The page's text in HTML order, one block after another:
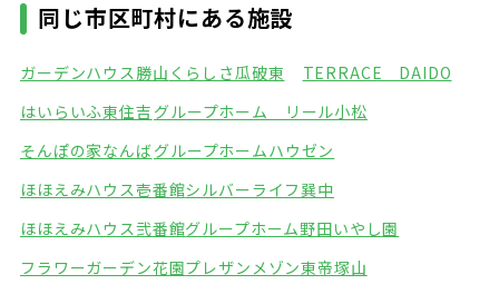
同じ市区町村にある施設
ガーデンハウス勝山 くらしさ瓜破東
TERRACE DAIDO
はいらいふ東住吉 グループホーム リール小松
そんぽの家なんばグループホームハウゼン
ほほえみハウス壱番館シルバーライフ巽中
ほほえみハウス弐番館グループホーム野田いやし園
フラワーガーデン花園プレザンメゾン東帝塚山